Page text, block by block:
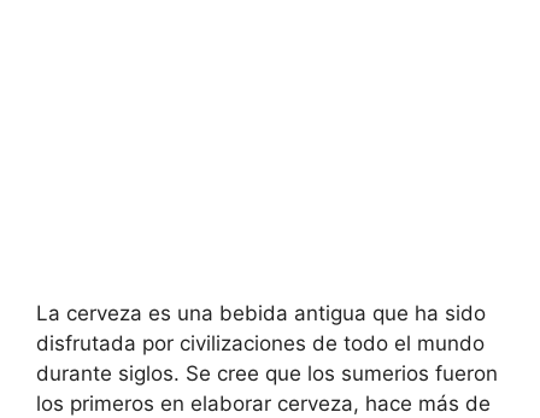
La cerveza es una bebida antigua que ha sido
disfrutada por civilizaciones de todo el mundo
durante siglos. Se cree que los sumerios fueron
los primeros en elaborar cerveza, hace más de